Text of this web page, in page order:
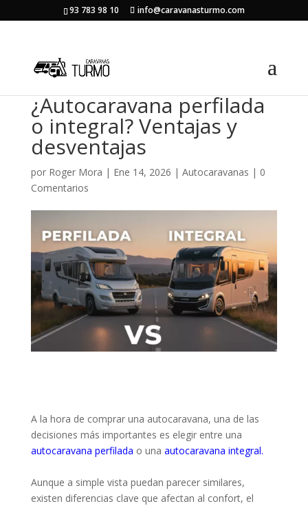
93 783 98 10 info@caravanasturmo.com
¿Autocaravana perfilada
o integral? Ventajas y
desventajas
por Roger Mora | Ene 14, 2026 | Autocaravanas | 0
Comentarios
A la hora de comprar una autocaravana, una de las
decisiones más importantes es elegir entre una
autocaravana perfilada o una autocaravana integral.
Aunque a simple vista puedan parecer similares,
existen diferencias clave que afectan al confort, el